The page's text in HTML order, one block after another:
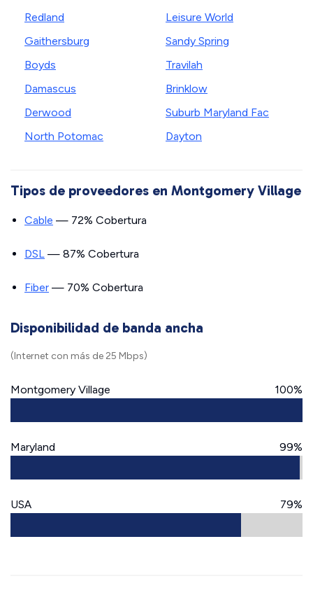
Redland
Gaithersburg
Boyds
Damascus
Derwood
North Potomac
Leisure World
Sandy Spring
Travilah
Brinklow
Suburb Maryland Fac
Dayton
Tipos de proveedores en Montgomery Village
Cable — 72% Cobertura
DSL — 87% Cobertura
Fiber — 70% Cobertura
Disponibilidad de banda ancha
(Internet con más de 25 Mbps)
Montgomery Village 100%
Maryland 99%
USA 79%